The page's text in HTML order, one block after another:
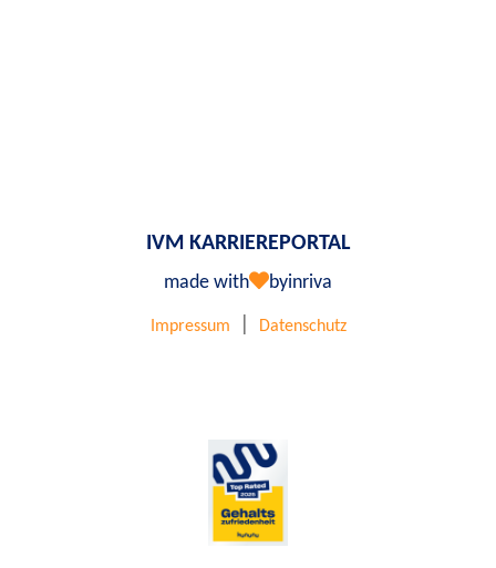
IVM KARRIEREPORTAL
made with byinriva
Impressum Datenschutz